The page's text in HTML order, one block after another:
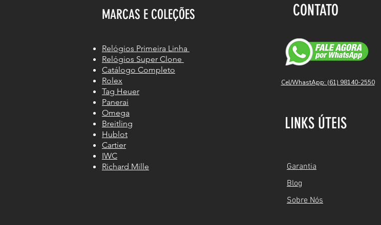
MARCAS E COLEÇÕES
Relógios Primeira Linha
Relógios Super Clone
Catálogo Completo
Rolex
Tag Heuer
Panerai
Omega
Breitling
Hublot
Cartier
IWC
Richard Mille
CONTATO
Cel/WhastApp: (61) 98140-2550
LINKS ÚTEIS
Garantia
Blog
Sobre Nós